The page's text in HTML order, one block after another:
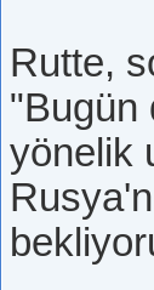
Rutte,
"Bugün
yönelik